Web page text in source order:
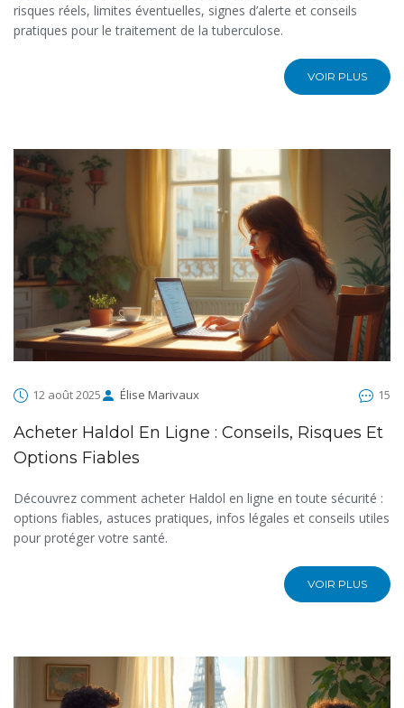
risques réels, limites éventuelles, signes d’alerte et conseils
pratiques pour le traitement de la tuberculose.
VOIR PLUS
12 août 2025 Élise Marivaux 15
Acheter Haldol En Ligne : Conseils, Risques Et
Options Fiables
Découvrez comment acheter Haldol en ligne en toute sécurité :
options fiables, astuces pratiques, infos légales et conseils utiles
pour protéger votre santé.
VOIR PLUS